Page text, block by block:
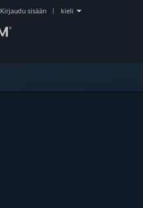
Kirjaudu sisään kieli